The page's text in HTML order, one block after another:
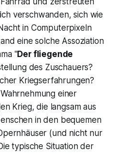
verschwanden, sich wie
in Computerpixeln
eine solche Assoziation
"Der fliegende
des Zuschauers?
Kriegserfahrungen?
einer
Krieg, die langsam aus
in den bequemen
(und nicht nur
typische Situation der